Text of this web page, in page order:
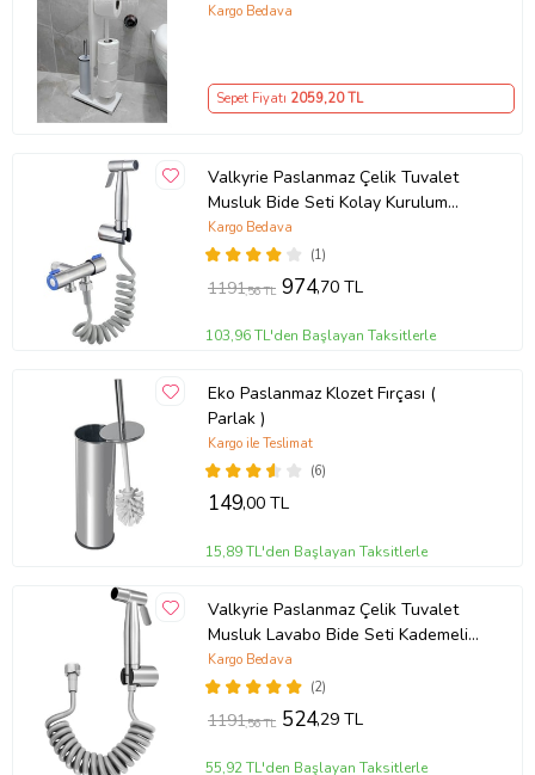
Kargo Bedava
Sepet Fiyatı 2059,20 TL
Valkyrie Paslanmaz Çelik Tuvalet
Musluk Bide Seti Kolay Kurulum
Kullanım Çift Çıkışlı Gümüş Evcil
Hayvan Yıkama Aleti
(1)
Kargo Bedava
1191,56 TL 974,70 TL
103,96 TL'den Başlayan Taksitlerle
Eko Paslanmaz Klozet Fırçası (
Parlak )
(6)
Kargo ile Teslimat
149,00 TL
15,89 TL'den Başlayan Taksitlerle
Valkyrie Paslanmaz Çelik Tuvalet
Musluk Lavabo Bide Seti Kademeli
Jet Püskürtme Spiral Hortum Kolay
Montaj
(2)
Kargo Bedava
1191,56 TL 524,29 TL
55,92 TL'den Başlayan Taksitlerle